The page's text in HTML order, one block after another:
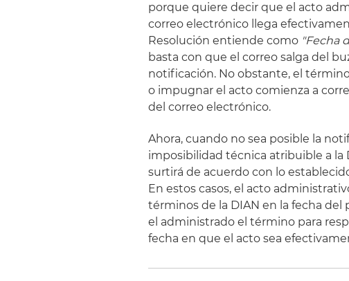
porque quiere decir que el acto
correo electrónico llega
Resolución entiende como "Fecha
basta con que el correo salga del
notificación. No obstante, el
o impugnar el acto comienza a
del correo electrónico.
Ahora, cuando no sea posible la
imposibilidad técnica atribuible a la
surtirá de acuerdo con lo
En estos casos, el acto
términos de la DIAN en la fecha del
el administrado el término para
fecha en que el acto sea